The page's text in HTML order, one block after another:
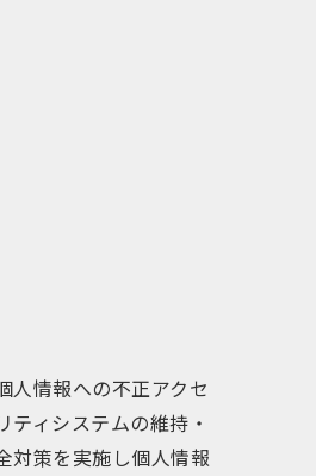
人情報への不正アクセ
ィシステムの維持・
対策を実施し個人情報